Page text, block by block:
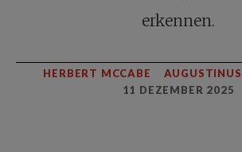
erkennen.
HERBERT MCCABE
11 DEZEMBER 2025